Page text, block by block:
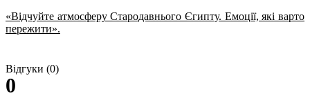
«Відчуйте атмосферу Стародавнього Єгипту. Емоції, які варто
пережити».
Відгуки (0)
0